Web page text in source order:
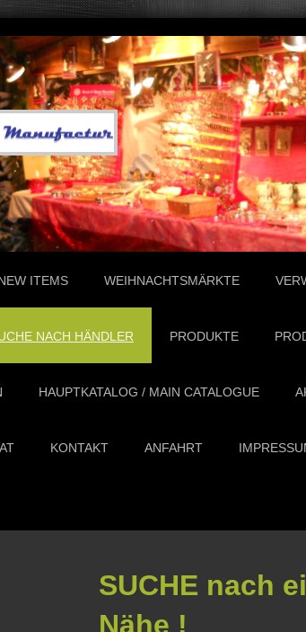
ITEMS WEIHNACHTSMÄRKTE
NACH HÄNDLER PRODUKTE
HAUPTKATALOG / MAIN CATALOGUE
KONTAKT ANFAHRT
SUCHE nach
Nähe !